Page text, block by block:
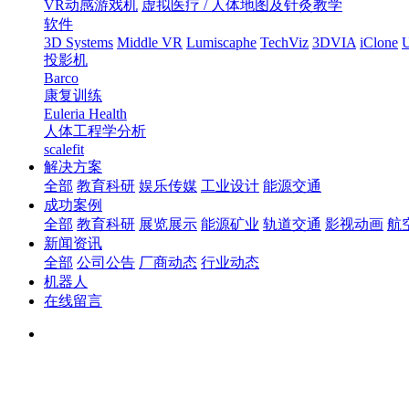
VR动感游戏机 虚拟医疗 / 人体地图及针灸教学
软件
3D Systems Middle VR Lumiscaphe TechViz 3DVIA iClone
投影机
Barco
康复训练
Euleria Health
人体工程学分析
scalefit
解决方案
全部 教育科研 娱乐传媒 工业设计 能源交通
成功案例
全部 教育科研 展览展示 能源矿业 轨道交通 影视动画 航
新闻资讯
全部 公司公告 厂商动态 行业动态
机器人
在线留言